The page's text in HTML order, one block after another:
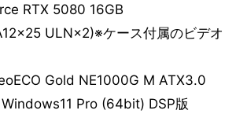
RTX 5080 16GB
ULN×2)※ケース付属のビデオ
Gold NE1000G M ATX3.0
Pro (64bit) DSP版